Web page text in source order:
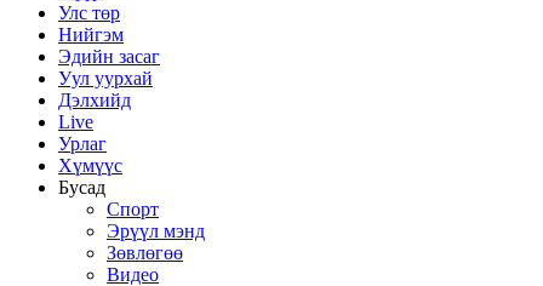
Улс төр
Нийгэм
Эдийн засаг
Уул уурхай
Дэлхийд
Live
Урлаг
Хүмүүс
Бусад
Спорт
Эрүүл мэнд
Зөвлөгөө
Видео